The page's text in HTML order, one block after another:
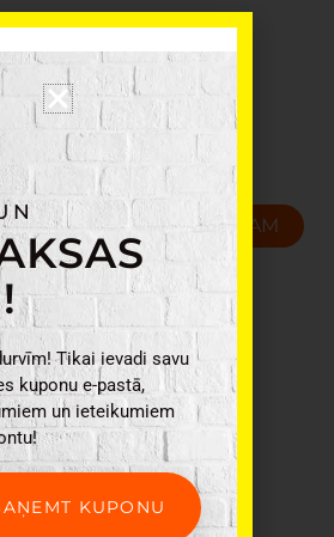
Ražotājs: 4Living
Materiāls: 100% polipropilēns
Krāsa: Balta
Svars: 0.05 kg
Izmēri: 38 x 38 x 0.1 cm
balts
PIEVIENOT GROZAM
Tikai ievadi savu
kuponu e-pastā,
un ieteikumiem
KUPONU